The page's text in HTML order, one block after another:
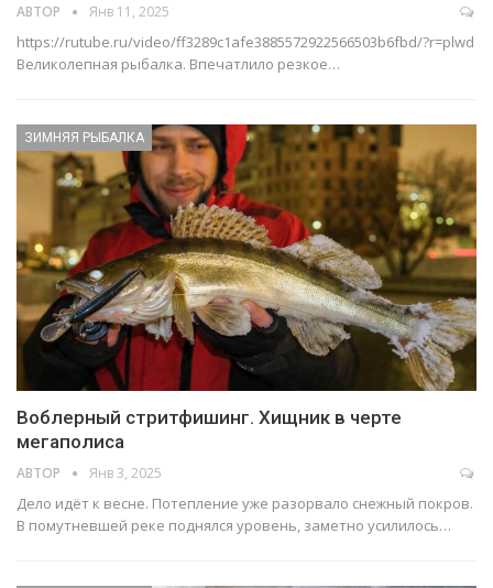
АВТОР Янв 11, 2025
https://rutube.ru/video/ff3289c1afe3885572922566503b6fbd/?r=plwd
Великолепная рыбалка. Впечатлило резкое…
ЗИМНЯЯ РЫБАЛКА
Воблерный стритфишинг. Хищник в черте
мегаполиса
АВТОР Янв 3, 2025
Дело идёт к весне. Потепление уже разорвало снежный покров.
В помутневшей реке поднялся уровень, заметно усилилось…